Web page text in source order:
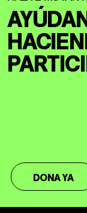
DONA YA